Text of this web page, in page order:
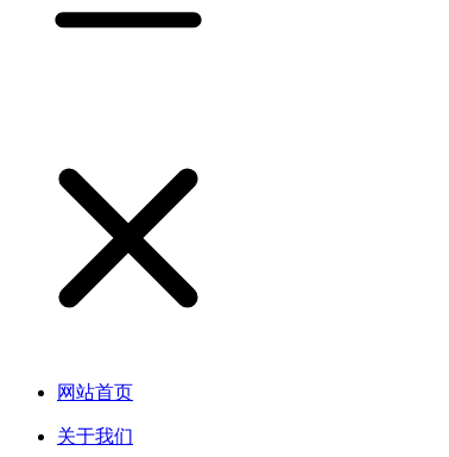
网站首页
关于我们